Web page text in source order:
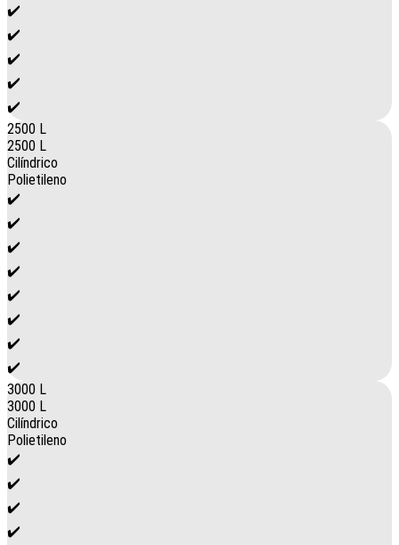
✔️
✔️
✔️
✔️
✔️
2500 L
2500 L
Cilíndrico
Polietileno
✔️
✔️
✔️
✔️
✔️
✔️
✔️
✔️
3000 L
3000 L
Cilíndrico
Polietileno
✔️
✔️
✔️
✔️